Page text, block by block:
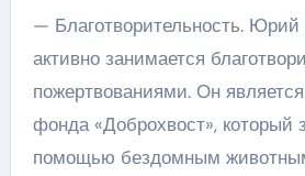
— Благотворительность.
активно занимается
пожертвованиями. Он
фонда «Доброхвост», который
помощью бездомным